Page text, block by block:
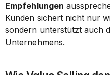
Empfehlungen
Kunden sichert nicht nur
sondern unterstützt auch
Unternehmens.